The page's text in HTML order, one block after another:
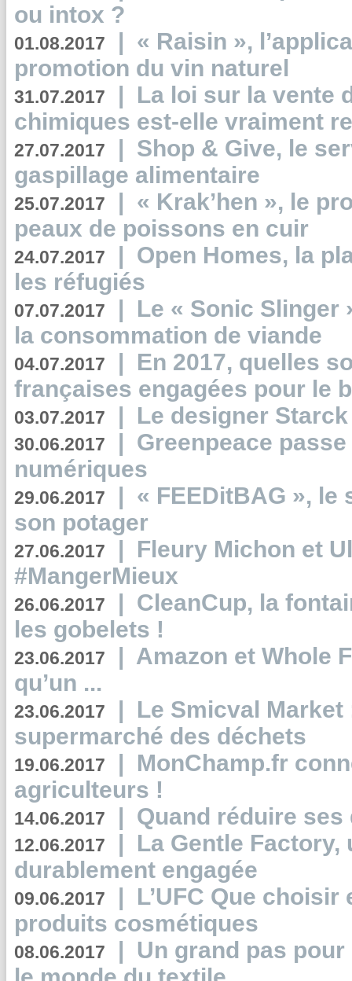
ou intox ?
01.08.2017 | « Raisin »,
promotion du vin naturel
31.07.2017 | La loi sur la vente
chimiques est-elle vraiment
27.07.2017 | Shop & Give, le
gaspillage alimentaire
25.07.2017 | « Krak’hen », le
peaux de poissons en cuir
24.07.2017 | Open Homes, la
les réfugiés
07.07.2017 | Le « Sonic Slinger
la consommation de viande
04.07.2017 | En 2017, quelles
françaises engagées pour le
03.07.2017 | Le designer
30.06.2017 | Greenpeace
numériques
29.06.2017 | « FEEDitBAG », le
son potager
27.06.2017 | Fleury Michon et
#MangerMieux
26.06.2017 | CleanCup, la
les gobelets !
23.06.2017 | Amazon et Whole
qu’un ...
23.06.2017 | Le Smicval
supermarché des déchets
19.06.2017 | MonChamp.fr
agriculteurs !
14.06.2017 | Quand réduire
12.06.2017 | La Gentle
durablement engagée
09.06.2017 | L’UFC Que
produits cosmétiques
08.06.2017 | Un grand pas